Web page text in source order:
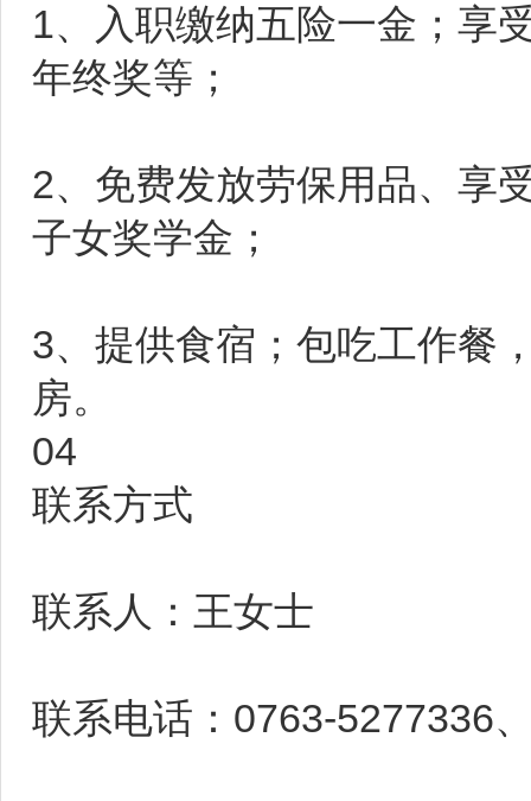
1、入职缴纳五险一金；享
年终奖等；
2、免费发放劳保用品、享
子女奖学金；
3、提供食宿；包吃工作餐
房。
04
联系方式
联系人：王女士
联系电话：0763-5277336